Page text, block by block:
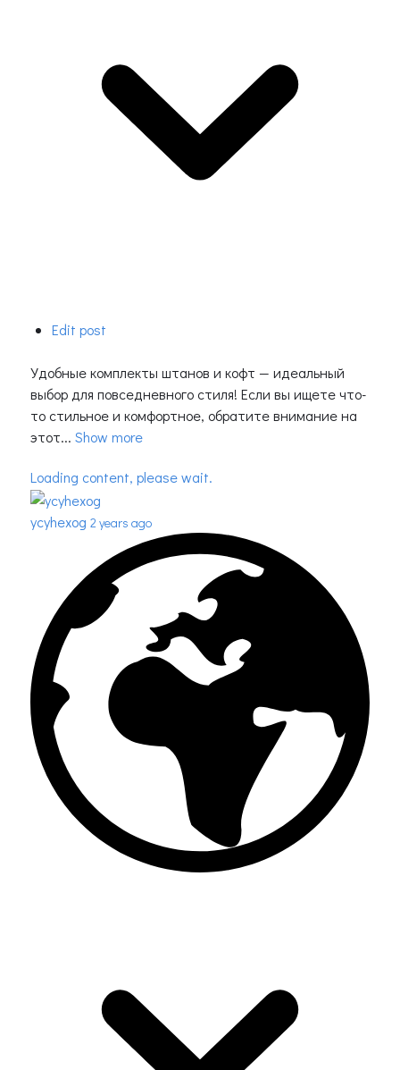
Edit post
Удобные комплекты штанов и кофт — идеальный
выбор для повседневного стиля! Если вы ищете что-
то стильное и комфортное, обратите внимание на
этот... Show more
Loading content, please wait.
ycyhexog 2 years ago